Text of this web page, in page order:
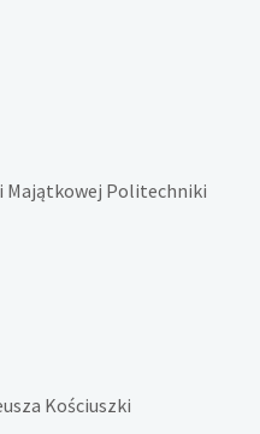
Majątkowej Politechniki
Kościuszki